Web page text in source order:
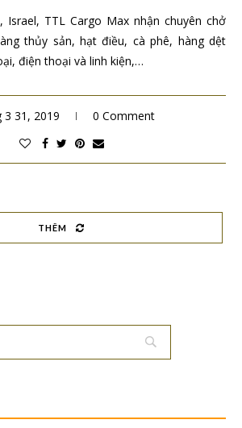
Israel, TTL Cargo Max nhận chuyên chở
thủy sản, hạt điều, cà phê, hàng dệt
điện thoại và linh kiện,…
3 31, 2019 0 Comment
THÊM